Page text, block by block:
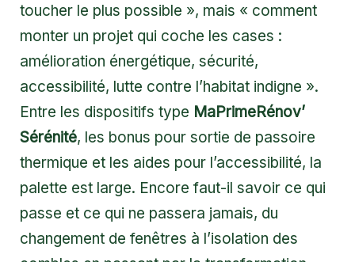
toucher le plus possible », mais « comment
monter un projet qui coche les cases :
amélioration énergétique, sécurité,
accessibilité, lutte contre l’habitat indigne ».
Entre les dispositifs type MaPrimeRénov’
Sérénité, les bonus pour sortie de passoire
thermique et les aides pour l’accessibilité, la
palette est large. Encore faut-il savoir ce qui
passe et ce qui ne passera jamais, du
changement de fenêtres à l’isolation des